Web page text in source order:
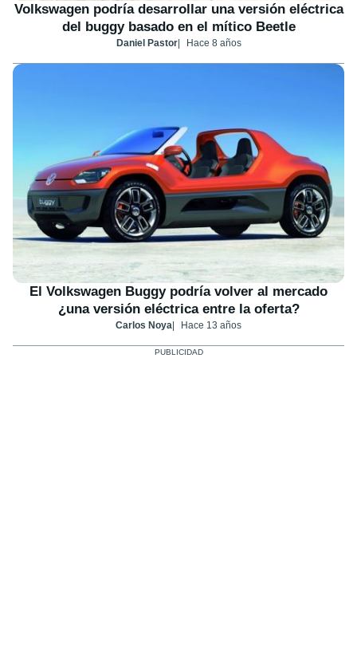
Volkswagen podría desarrollar una versión eléctrica
del buggy basado en el mítico Beetle
Daniel Pastor Hace 8 años
El Volkswagen Buggy podría volver al mercado
¿una versión eléctrica entre la oferta?
Carlos Noya Hace 13 años